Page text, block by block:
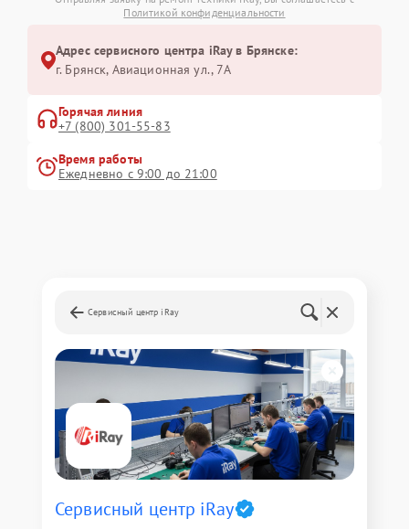
Политикой конфиденциальности
Адрес сервисного центра iRay в Брянске:
г. Брянск, Авиационная ул., 7А
Горячая линия
+7 (800) 301-55-83
Время работы
Ежедневно с 9:00 до 21:00
Сервисный центр iRay
Сервисный центр iRay